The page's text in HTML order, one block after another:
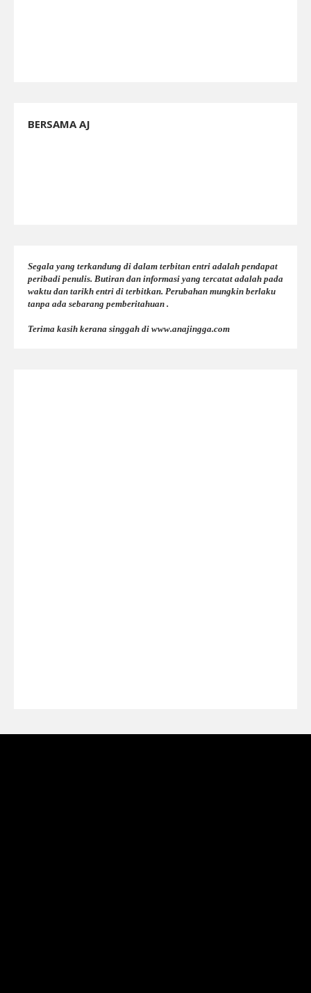
BERSAMA AJ
Segala yang terkandung di dalam terbitan entri adalah pendapat
peribadi penulis. Butiran dan informasi yang tercatat adalah pada
waktu dan tarikh entri di terbitkan. Perubahan mungkin berlaku
tanpa ada sebarang pemberitahuan .
Terima kasih kerana singgah di www.anajingga.com